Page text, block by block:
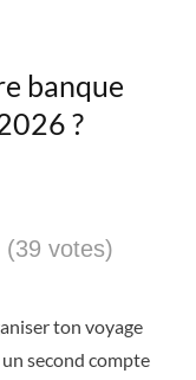
banque
?
(39 votes)
ton voyage
second compte